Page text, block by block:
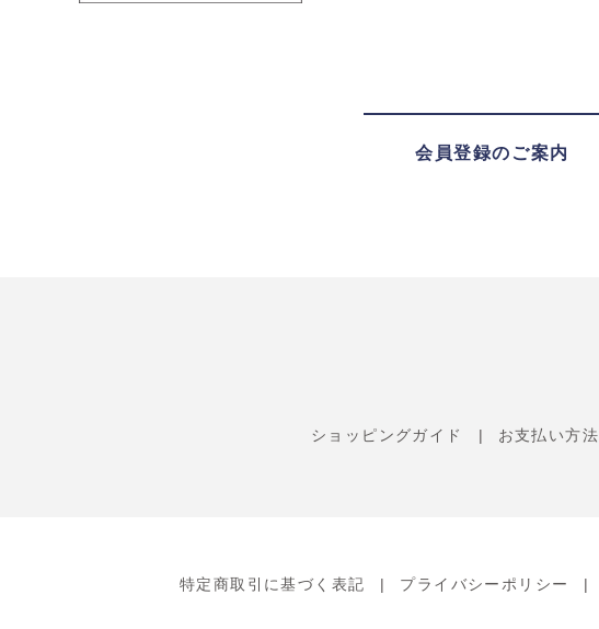
会員登録のご案内
ショッピングガイド お支払い方法
特定商取引に基づく表記 プライバシーポリシー